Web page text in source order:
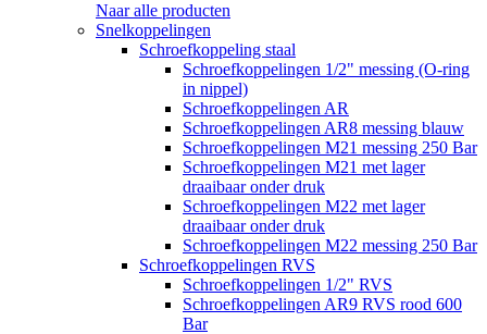
Naar alle producten
Snelkoppelingen
Schroefkoppeling staal
Schroefkoppelingen 1/2" messing (O-ring
in nippel)
Schroefkoppelingen AR
Schroefkoppelingen AR8 messing blauw
Schroefkoppelingen M21 messing 250 Bar
Schroefkoppelingen M21 met lager
draaibaar onder druk
Schroefkoppelingen M22 met lager
draaibaar onder druk
Schroefkoppelingen M22 messing 250 Bar
Schroefkoppelingen RVS
Schroefkoppelingen 1/2" RVS
Schroefkoppelingen AR9 RVS rood 600
Bar